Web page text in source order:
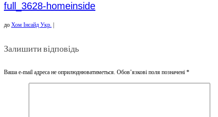
full_3628-homeinside
до Хом Інсайд Укр.
Залишити відповідь
Ваша e-mail адреса не оприлюднюватиметься. Обов’язкові поля позначені *